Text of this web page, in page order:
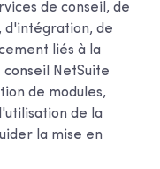
de conseil, de
d'intégration, de
liés à la
NetSuite
de modules,
de la
la mise en